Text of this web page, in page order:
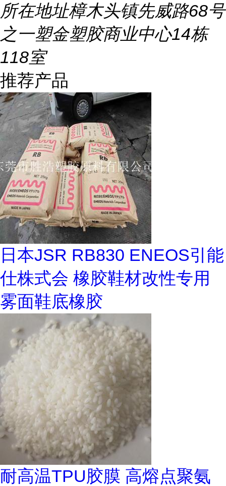
所在地址樟木头镇先威路68号
之一塑金塑胶商业中心14栋
118室
推荐产品
日本JSR RB830 ENEOS引能
仕株式会 橡胶鞋材改性专用
雾面鞋底橡胶
耐高温TPU胶膜 高熔点聚氨